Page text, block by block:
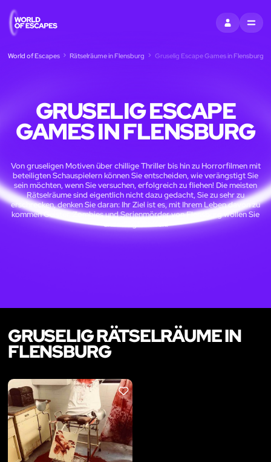
EINTRAGEN
MENU
World of Escapes Rätselräume in Flensburg Gruselig Escape Games in Flensburg
GRUSELIG ESCAPE
GAMES IN FLENSBURG
Von gruseligen Motiven über chillige Thriller bis hin zu Horrorfilmen mit
beteiligten Schauspielern können Sie entscheiden, wie verängstigt Sie
sein möchten, wenn Sie versuchen, erfolgreich zu fliehen! Die meisten
Rätselräume sind eigentlich nicht dazu gedacht, Sie zu sehr zu
erschrecken, denken Sie daran: Ihr Ziel ist es, mit Ihrem Leben davon zu
kommen Geister, Zombies und Serienmörder von Flensburg wollen Sie
unbedingt treffen!
GRUSELIG RÄTSELRÄUME IN
FLENSBURG
LIKE